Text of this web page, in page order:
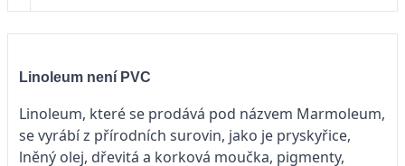
Linoleum není PVC
Linoleum, které se prodává pod názvem Marmoleum,
se vyrábí z přírodních surovin, jako je pryskyřice,
lněný olej, dřevitá a korková moučka, pigmenty,